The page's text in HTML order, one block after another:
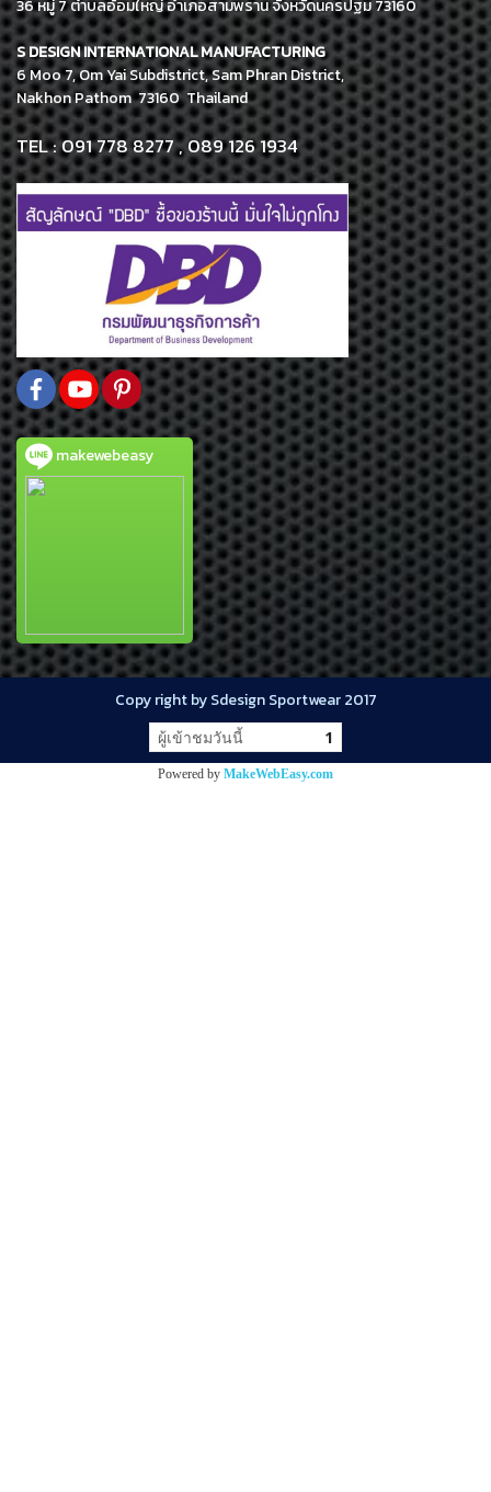
36 หมู่ 7 ตำบลอ้อมใหญ่ อำเภอสามพราน จังหวัดนครปฐม 73160
S DESIGN INTERNATIONAL MANUFACTURING
6 Moo 7, Om Yai Subdistrict, Sam Phran District,
Nakhon Pathom 73160 Thailand
TEL : 091 778 8277 , 089 126 1934
makewebeasy
Copy right by Sdesign Sportwear 2017
ผู้เข้าชมวันนี้ 1
Powered by MakeWebEasy.com